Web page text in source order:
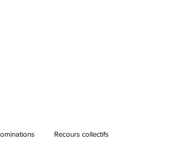
Recours collectifs